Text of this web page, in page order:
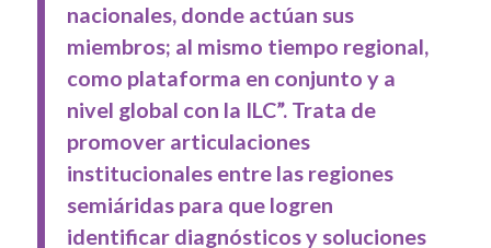
nacionales, donde actúan sus
miembros; al mismo tiempo regional,
como plataforma en conjunto y a
nivel global con la ILC”. Trata de
promover articulaciones
institucionales entre las regiones
semiáridas para que logren
identificar diagnósticos y soluciones